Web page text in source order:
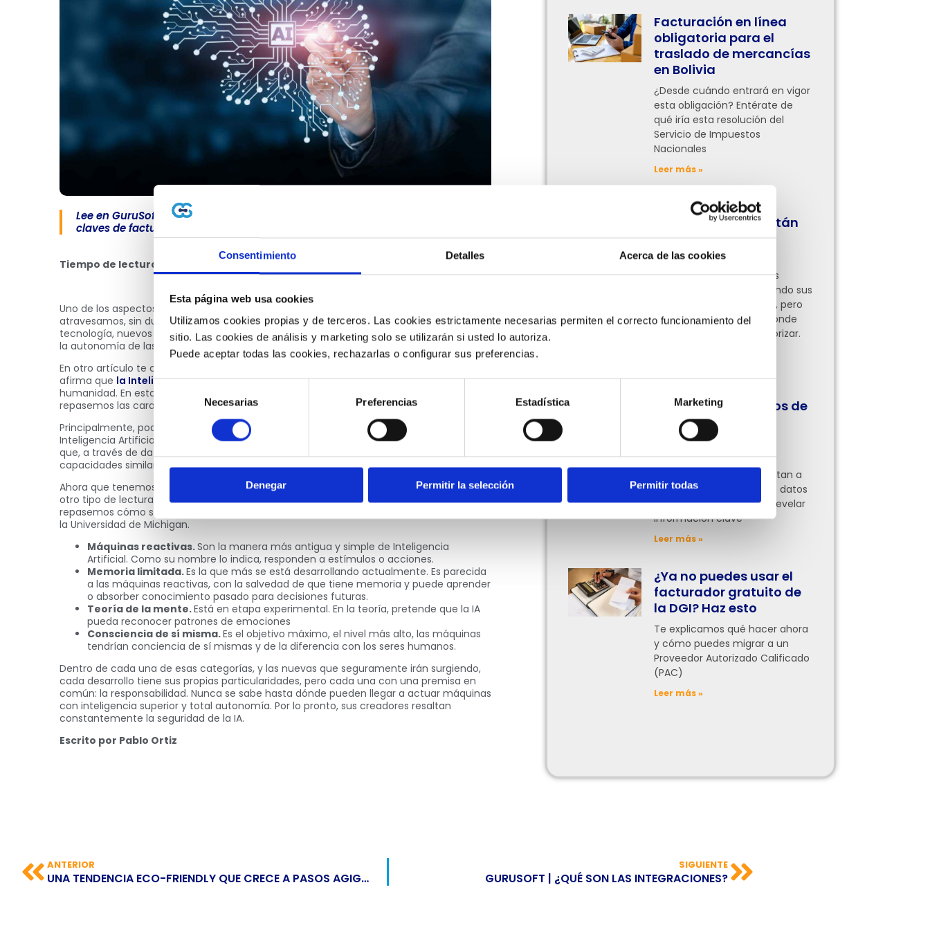
Consentimiento Detalles Acerca de las cookies
Esta página web usa cookies
Utilizamos cookies propias y de terceros. Las cookies estrictamente necesarias permiten el correcto funcionamiento del
sitio. Las cookies de análisis y marketing solo se utilizarán si usted lo autoriza.
Puede aceptar todas las cookies, rechazarlas o configurar sus preferencias.
de
consentimiento
Necesarias Preferencias Estadística Marketing
Denegar Permitir la selección Permitir todas
Lee en GuruSoft sobre ¿Qué tipos de Inteligencia Artificial existen?. Aprende
claves de facturación electrónica, cumplimiento tributario y transformación…
Tiempo de lectura: 3 minutos
Uno de los aspectos más llamativos y espectaculares de esta era de digitalización que
atravesamos, sin dudas es laInteligencia Artificial (IA). Gracias a los avances de la
tecnología, nuevos softwares y nuevas herramientas van apareciendo, y este campo de
la autonomía de las máquinas tiene un desarrollo inmenso.
En otro artículo te comentábamos la opinión de un especialista en tecnología que
afirma que la Inteligencia Artificial protagonizará la próxima gran revoluciónen la
humanidad. En esta ocasión, queremos profundizar aún más en el tema y que juntos
repasemos las características más importantes de este apasionante tema.
Principalmente, podemos tratar de dar forma a una definición sobre qué es la
Inteligencia Artificial: es una combinación de algoritmos y códigos que pretende lograr
que, a través de datos y patrones de comportamiento, las máquinas presenten
capacidades similares o superiores a las de un cerebro humano.
Ahora que tenemos una noción de a qué se refiere este tema, podemos ir haciendo
otro tipo de lectura del mismo, notando que no hay un solo tipo de IA. Entonces,
repasemos cómo se los clasifica siguiendo el esquema de Arend Hintze, investigador de
la Universidad de Michigan.
Máquinas reactivas.Son la manera más antigua y simple de Inteligencia
Artificial. Como su nombre lo indica, responden a estímulos o acciones.
Memoria limitada.Es la que más se está desarrollando actualmente. Es parecida
a las máquinas reactivas, con la salvedad de que tiene memoria y puede aprender
o absorber conocimiento pasado para decisiones futuras.
Teoría de la mente.Está en etapa experimental. En la teoría, pretende que la IA
pueda reconocer patrones de emociones
Consciencia de sí misma.Es el objetivo máximo, el nivel más alto, las máquinas
tendrían conciencia de sí mismas y de la diferencia con los seres humanos.
Dentro de cada una de esas categorías, y las nuevas que seguramente irán surgiendo,
cada desarrollo tiene sus propias particularidades, pero cada una con una premisa en
común: la responsabilidad. Nunca se sabe hasta dónde pueden llegar a actuar máquinas
con inteligencia superior y total autonomía. Por lo pronto, sus creadores resaltan
constantemente la seguridad de la IA.
Escrito por Pablo Ortiz
Facturación en línea
obligatoria para el
traslado de mercancías
en Bolivia
¿Desde cuándo entrará en vigor
esta obligación? Entérate de
qué iría esta resolución del
Servicio de Impuestos
Nacionales
Leer más »
¿Qué procesos
administrativos están
digitalizando las
empresas hoy?
Ahora empresas de todas
partes ya están digitalizando sus
procesos administrativos, pero
pocas tienen claro por dónde
empezar o qué áreas priorizar.
Cómo usar los datos de
tus facturas para
entender mejor tu
negocio
Muchas empresas se limitan a
facturar, pero analizar los datos
de esas facturas puede revelar
información clave
Leer más »
¿Ya no puedes usar el
facturador gratuito de
la DGI? Haz esto
Te explicamos qué hacer ahora
y cómo puedes migrar a un
Proveedor Autorizado Calificado
(PAC)
Leer más »
ANTERIOR
UNA TENDENCIA ECO-FRIENDLY QUE CRECE A PASOS AGIGANTADOS
SIGUIENTE
GURUSOFT | ¿QUÉ SON LAS INTEGRACIONES?